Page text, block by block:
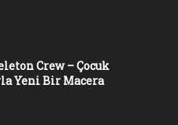
Crew – Çocuk
Yeni Bir Macera